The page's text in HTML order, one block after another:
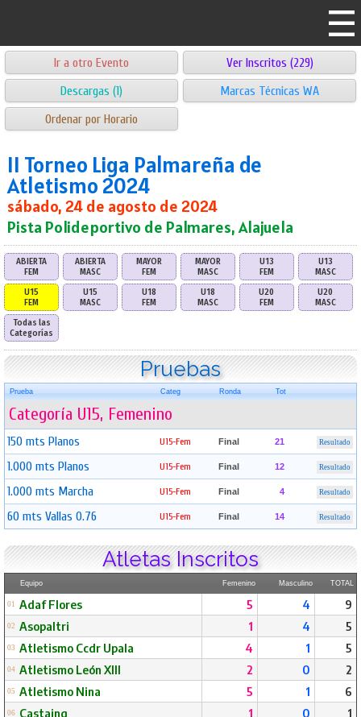
Ir a otro Evento
Ver Inscritos (229)
Descargas (1)
Marcas Técnicas WA
Ordenar por Horario
II Torneo Liga Palmareña de
Atletismo 2024
sábado, 24 de agosto de 2024
Pista Polideportivo de Palmares, Alajuela
ABIERTA
FEM
ABIERTA
MASC
MAYOR
FEM
MAYOR
MASC
U13
FEM
U13
MASC
U15
FEM
U15
MASC
U18
FEM
U18
MASC
U20
FEM
U20
MASC
Todas las
Categorías
Pruebas
Prueba Categ Ronda Tot
Categoría U15, Femenino
150 mts Planos U15-Fem Final 21 Resultado
1.000 mts Planos U15-Fem Final 12 Resultado
1.000 mts Marcha U15-Fem Final 4 Resultado
60 mts Vallas 0.76 U15-Fem Final 14 Resultado
Atletas Inscritos
Equipo Femenino Masculino TOTAL
01 Adaf Flores 5 4 9
02 Asopaltri 1 4 5
03 Atletismo Ccdr Upala 4 1 5
04 Atletismo León Xlll 2 0 2
05 Atletismo Nina 5 1 6
06 Castaing 1 0 1